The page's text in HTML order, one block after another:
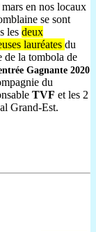
en nos locaux
se sont
les deux
lauréates du
de la tombola de
Gagnante 2020
du
TVF et les 2
Grand-Est.